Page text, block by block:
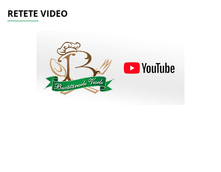
RETETE VIDEO